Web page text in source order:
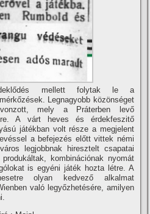
mellett folytak le a
Legnagyobb közönséget
mely a Práterben levő
A várt heves és érdekfeszitő
játékban volt része a megjelent
a befejezés előtt vittek némi
legjobbnak hiresztelt csapatai
kombinációnak nyomát
is egyéni játék hozta létre. A
olyan kedvező alkalmat
való legyőzhetésére, amilyen